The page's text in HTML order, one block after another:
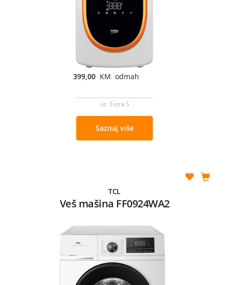
399,00 KM odmah
uz Extra S
Saznaj više
TCL
Veš mašina FF0924WA2